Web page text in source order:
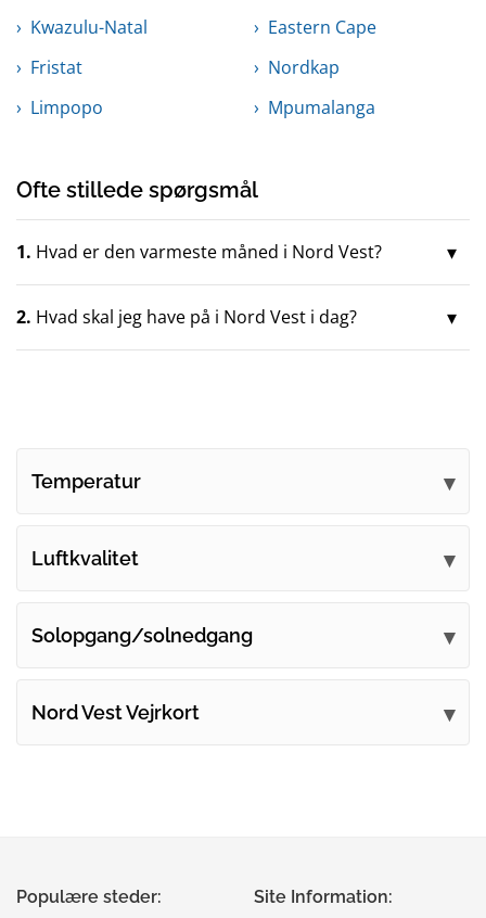
Kwazulu-Natal
Eastern Cape
Fristat
Nordkap
Limpopo
Mpumalanga
Ofte stillede spørgsmål
1. Hvad er den varmeste måned i Nord Vest?
2. Hvad skal jeg have på i Nord Vest i dag?
Temperatur
Luftkvalitet
Solopgang/solnedgang
Nord Vest Vejrkort
Populære steder: Site Information: